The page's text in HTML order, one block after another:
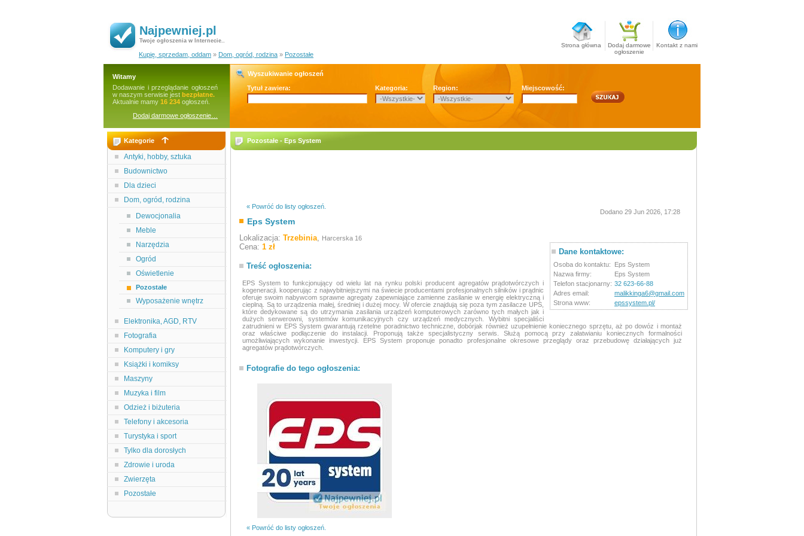
Najpewniej.pl
Twoje ogłoszenia w Internecie..
Strona główna
Dodaj darmowe
ogłoszenie
Kontakt z nami
Kupię, sprzedam, oddam » Dom, ogród, rodzina » Pozostałe
Witamy
Dodawanie i przeglądanie ogłoszeń
w naszym serwisie jest bezpłatne.
Aktualnie mamy 16 234 ogłoszeń.
Dodaj darmowe ogłoszenie…
Wyszukiwanie ogłoszeń
Tytuł zawiera:
Kategoria: Region: Miejscowość:
Kategorie
Antyki, hobby, sztuka
Budownictwo
Dla dzieci
Dom, ogród, rodzina
Dewocjonalia
Meble
Narzędzia
Ogród
Oświetlenie
Pozostałe
Wyposażenie wnętrz
Elektronika, AGD, RTV
Fotografia
Komputery i gry
Książki i komiksy
Maszyny
Muzyka i film
Odzież i biżuteria
Telefony i akcesoria
Turystyka i sport
Tylko dla dorosłych
Zdrowie i uroda
Zwierzęta
Pozostałe
Pozostałe - Eps System
« Powróć do listy ogłoszeń.
Eps System
Dodano 29 Jun 2026, 17:28
Lokalizacja: Trzebinia, Harcerska 16
Dane kontaktowe:
Osoba do kontaktu:
Eps System
Nazwa firmy:
Eps System
Telefon stacjonarny: 32 623-66-88
Adres email:
malikkinga6@gmail.com
Strona www:
epssystem.pl/
Cena: 1 zł
Treść ogłoszenia:
EPS System to funkcjonujący od wielu lat na rynku polski producent agregatów prądotwórczych i
kogeneracji. kooperując z najwybitniejszymi na świecie producentami profesjonalnych silników i prądnic
oferuje swoim nabywcom sprawne agregaty zapewniające zamienne zasilanie w energię elektryczną i
cieplną. Są to urządzenia małej, średniej i dużej mocy. W ofercie znajdują się poza tym zasilacze UPS,
które dedykowane są do utrzymania zasilania urządzeń komputerowych zarówno tych małych jak i
dużych serwerowni, systemów komunikacyjnych czy urządzeń medycznych. Wybitni specjaliści
zatrudnieni w EPS System gwarantują rzetelne poradnictwo techniczne, dobórjak również uzupełnienie koniecznego sprzętu, aż po dowóz i montaż
oraz właściwe podłączenie do instalacji. Proponują także specjalistyczny serwis. Służą pomocą przy załatwianiu koniecznych formalności
umożliwiających wykonanie inwestycji. EPS System proponuje ponadto profesjonalne okresowe przeglądy oraz przebudowę działających już
agregatów prądotwórczych.
Fotografie do tego ogłoszenia:
« Powróć do listy ogłoszeń.